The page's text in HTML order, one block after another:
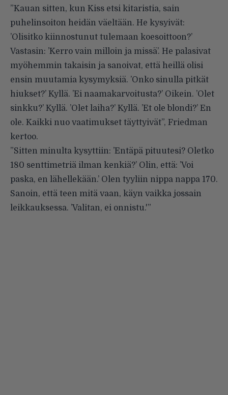
”Kauan sitten, kun Kiss etsi kitaristia, sain
puhelinsoiton heidän väeltään. He kysyivät:
’Olisitko kiinnostunut tulemaan koesoittoon?’
Vastasin: ’Kerro vain milloin ja missä’. He palasivat
myöhemmin takaisin ja sanoivat, että heillä olisi
ensin muutamia kysymyksiä. ’Onko sinulla pitkät
hiukset?’ Kyllä. ’Ei naamakarvoitusta?’ Oikein. ’Olet
sinkku?’ Kyllä. ’Olet laiha?’ Kyllä. ’Et ole blondi?’ En
ole. Kaikki nuo vaatimukset täyttyivät”, Friedman
kertoo.
”Sitten minulta kysyttiin: ’Entäpä pituutesi? Oletko
180 senttimetriä ilman kenkiä?’ Olin, että: ’Voi
paska, en lähellekään.’ Olen tyyliin nippa nappa 170.
Sanoin, että teen mitä vaan, käyn vaikka jossain
leikkauksessa. ’Valitan, ei onnistu.'”